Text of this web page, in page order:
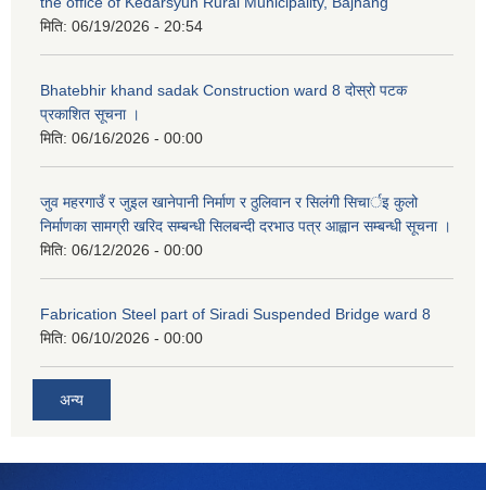
मिति: 06/19/2026 - 20:54
Bhatebhir khand sadak Construction ward 8 दोस्रो पटक
प्रकाशित सूचना ।
मिति: 06/16/2026 - 00:00
जुव महरगाउँ र जुइल खानेपानी निर्माण र ठुलिवान र सिलंगी सिचार्इ कुलो
निर्माणका सामग्री खरिद सम्बन्धी सिलबन्दी दरभाउ पत्र आह्वान सम्बन्धी सूचना ।
मिति: 06/12/2026 - 00:00
Fabrication Steel part of Siradi Suspended Bridge ward 8
मिति: 06/10/2026 - 00:00
अन्य